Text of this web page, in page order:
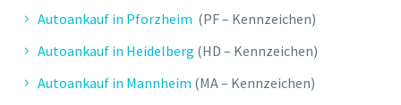
Autoankauf in Pforzheim (PF – Kennzeichen)
Autoankauf in Heidelberg (HD – Kennzeichen)
Autoankauf in Mannheim (MA – Kennzeichen)